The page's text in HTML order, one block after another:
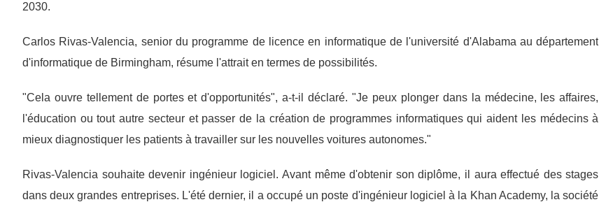
2030.
Carlos Rivas-Valencia, senior du programme de licence en informatique de l'université d'Alabama au département
d'informatique de Birmingham, résume l'attrait en termes de possibilités.
"Cela ouvre tellement de portes et d'opportunités", a-t-il déclaré. "Je peux plonger dans la médecine, les affaires,
l'éducation ou tout autre secteur et passer de la création de programmes informatiques qui aident les médecins à
mieux diagnostiquer les patients à travailler sur les nouvelles voitures autonomes."
Rivas-Valencia souhaite devenir ingénieur logiciel. Avant même d'obtenir son diplôme, il aura effectué des stages
dans deux grandes entreprises. L'été dernier, il a occupé un poste d'ingénieur logiciel à la Khan Academy, la société